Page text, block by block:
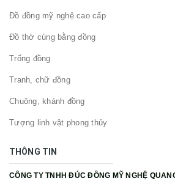
Đồ đồng mỹ nghệ cao cấp
Đồ thờ cúng bằng đồng
Trống đồng
Tranh, chữ đồng
Chuông, khánh đồng
Tượng linh vật phong thủy
THÔNG TIN
CÔNG TY TNHH ĐÚC ĐỒNG MỸ NGHỆ